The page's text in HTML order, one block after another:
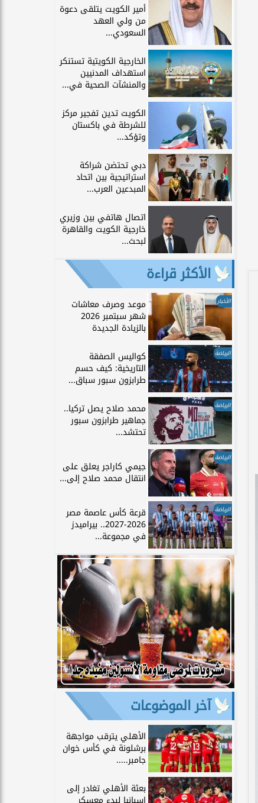
أمير الكويت يتلقى دعوة
من ولي العهد
السعودي...
الخارجية الكويتية تستنكر
استهداف المدنيين
والمنشآت الصحية في...
الكويت تدين تفجير مركز
للشرطة في باكستان
وتؤكد...
دبي تحتضن شراكة
استراتيجية بين اتحاد
المبدعين العرب...
اتصال هاتفي بين وزيري
خارجية الكويت والقاهرة
لبحث...
الأكثر قراءة
الأخبار موعد وصرف معاشات
شهر سبتمبر 2026
بالزيادة الجديدة
الرياضة كواليس الصفقة
التاريخية: كيف حسم
طرابزون سبور سباق...
الرياضة محمد صلاح يصل تركيا..
جماهير طرابزون سبور
تحتشد...
الرياضة
جيمي كاراجر يعلق على
انتقال محمد صلاح إلى...
الرياضة قرعة كأس عاصمة مصر
2026-2027.. بيراميدز
في مجموعة...
آخر الموضوعات
الأهلي يترقب مواجهة
برشلونة في كأس خوان
جامبر.....
بعثة الأهلي تغادر إلى